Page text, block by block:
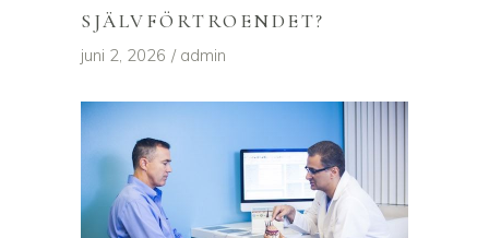
SJÄLVFÖRTROENDET?
juni 2, 2026 admin